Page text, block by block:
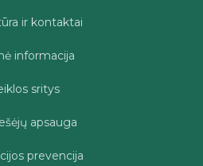
ir kontaktai
informacija
sritys
apsauga
prevencija